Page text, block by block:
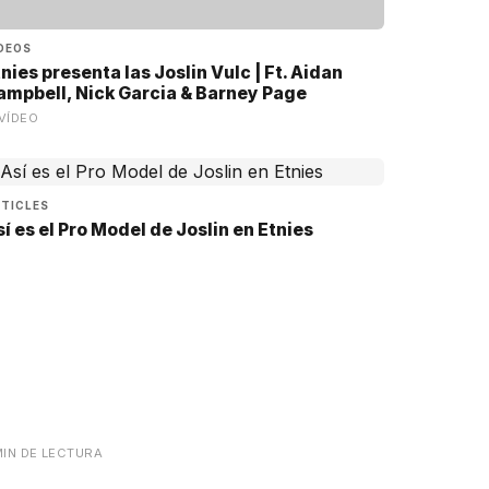
presenta las Joslin Vulc | Ft. Aidan
Nick Garcia & Barney Page
es el Pro Model de Joslin en Etnies
DE LECTURA